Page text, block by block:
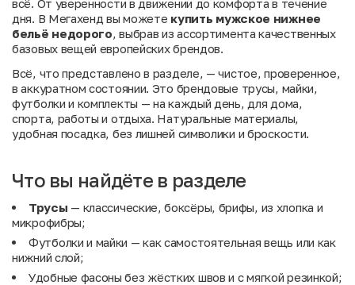
всё. От уверенности в движении до комфорта в течение
дня. В Мегахенд вы можете купить мужское нижнее
бельё недорого, выбрав из ассортимента качественных
базовых вещей европейских брендов.
Всё, что представлено в разделе, — чистое, проверенное,
в аккуратном состоянии. Это брендовые трусы, майки,
футболки и комплекты — на каждый день, для дома,
спорта, работы и отдыха. Натуральные материалы,
удобная посадка, без лишней символики и броскости.
Что вы найдёте в разделе
Трусы — классические, боксёры, брифы, из хлопка и
микрофибры;
Футболки и майки — как самостоятельная вещь или как
нижний слой;
Удобные фасоны без жёстких швов и с мягкой резинкой;